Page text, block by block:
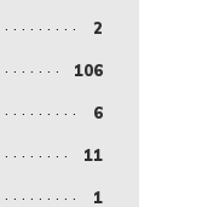
2
106
6
11
1